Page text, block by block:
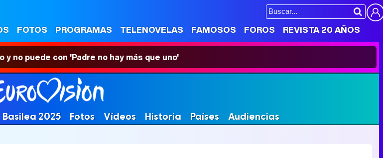
FOTOS PROGRAMAS TELENOVELAS FAMOSOS FOROS REVISTA 20 AÑOS
no puede con 'Padre no hay más que uno'
Basilea 2025 Fotos Vídeos Historia Países Audiencias